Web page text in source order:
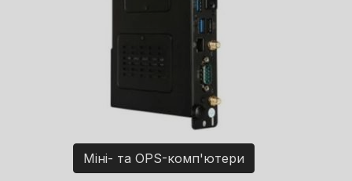
Міні- та OPS-комп'ютери